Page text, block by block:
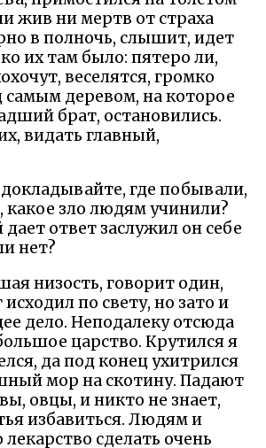
жив ни мертв от страха
в полночь, слышит, идет
их там было: пятеро ли,
веселятся, громко
самым деревом, на которое
брат, остановились.
видать главный,
где побывали,
какое зло людям учинили?
ответ заслужил он себе
нет?
низость, говорит один,
по свету, но зато и
дело. Неподалеку отсюда
царство. Крутился я
да под конец ухитрился
мор на скотину. Падают
овцы, и никто не знает,
избавиться. Людям и
сделать очень